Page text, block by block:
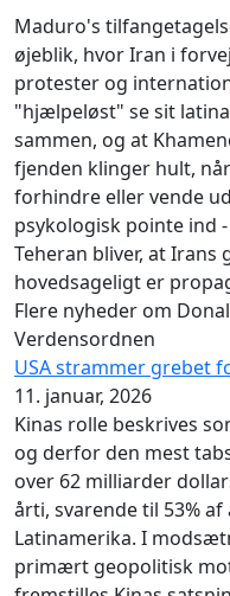
Maduro's
øjeblik, hvor Iran i
protester og
"hjælpeløst" se sit
sammen, og at
fjenden klinger hult,
forhindre eller vende
psykologisk pointe ind
Teheran bliver, at
hovedsageligt er
Flere nyheder om
Verdensordnen
USA strammer grebet
11. januar, 2026
Kinas rolle beskrives
og derfor den mest
over 62 milliarder
årti, svarende til 53%
Latinamerika. I
primært geopolitisk